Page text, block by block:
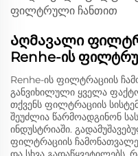
Აღმავალი
Renhe-ის
Renhe-ის ფილტრაციის
განვიხილული ყველა
თქვენს ფილტრაციის
შეუძლია წარმოადგინონ
ინდუსტრიაში.
ფილტრაციის